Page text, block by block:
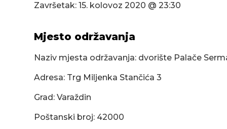
Završetak:15. kolovoz 2020 @ 23:30
Mjesto održavanja
Naziv mjesta održavanja: dvorište Palače
Adresa: Trg Miljenka Stančića 3
Grad: Varaždin
Poštanski broj: 42000